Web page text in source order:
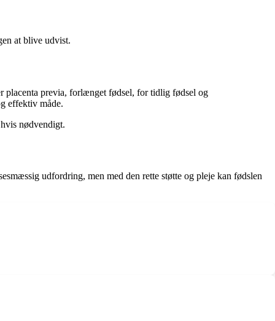
at blive udvist.
previa, forlænget fødsel, for tidlig fødsel og
effektiv måde.
nødvendigt.
udfordring, men med den rette støtte og pleje kan fødslen